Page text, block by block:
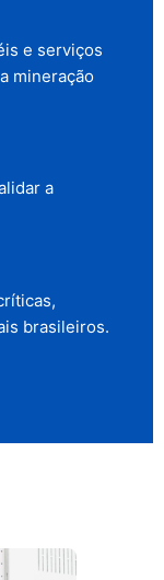
e serviços
mineração
a
brasileiros.